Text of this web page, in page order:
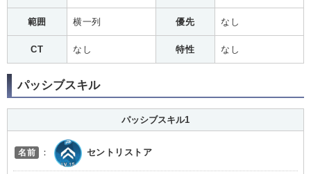
範囲 横一列 優先 なし
CT なし 特性 なし
パッシブスキル
パッシブスキル1
名前 ： セントリストア